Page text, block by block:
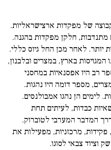
של מפקדות ארצישראליות.
ששים מתנדבות, חלקן מפקדות בהגנה.
יותר. לאחר מכן החל גיוס כללי.
בארץ, במצרים ובלבנון,
רב היו אפסנאיות במחסני
מספר דומה היו נהגות.
לימים הן נהגו אמבולנסים.
כבדות, לעיתים תחת
המדבר המערבי לטוברוק.
פקידות, מרכזניות, מפעילות את
צבאי לסוגו.